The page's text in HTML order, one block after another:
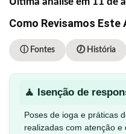
Como Revisamos Este
ⓘ Fontes 🕖 História
🧘 Isenção de
Poses de ioga e práticas
realizadas com atenção